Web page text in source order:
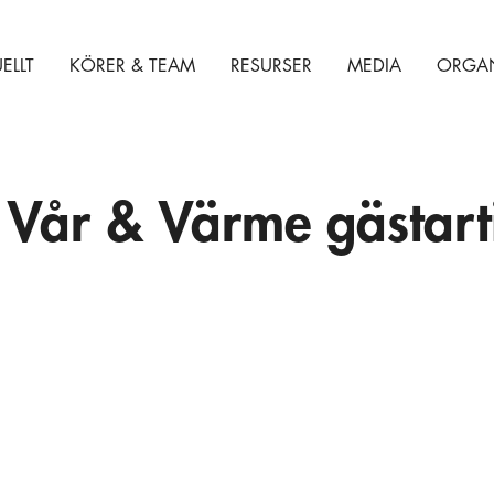
KÖRER & TEAM RESURSER MEDIA
& Värme